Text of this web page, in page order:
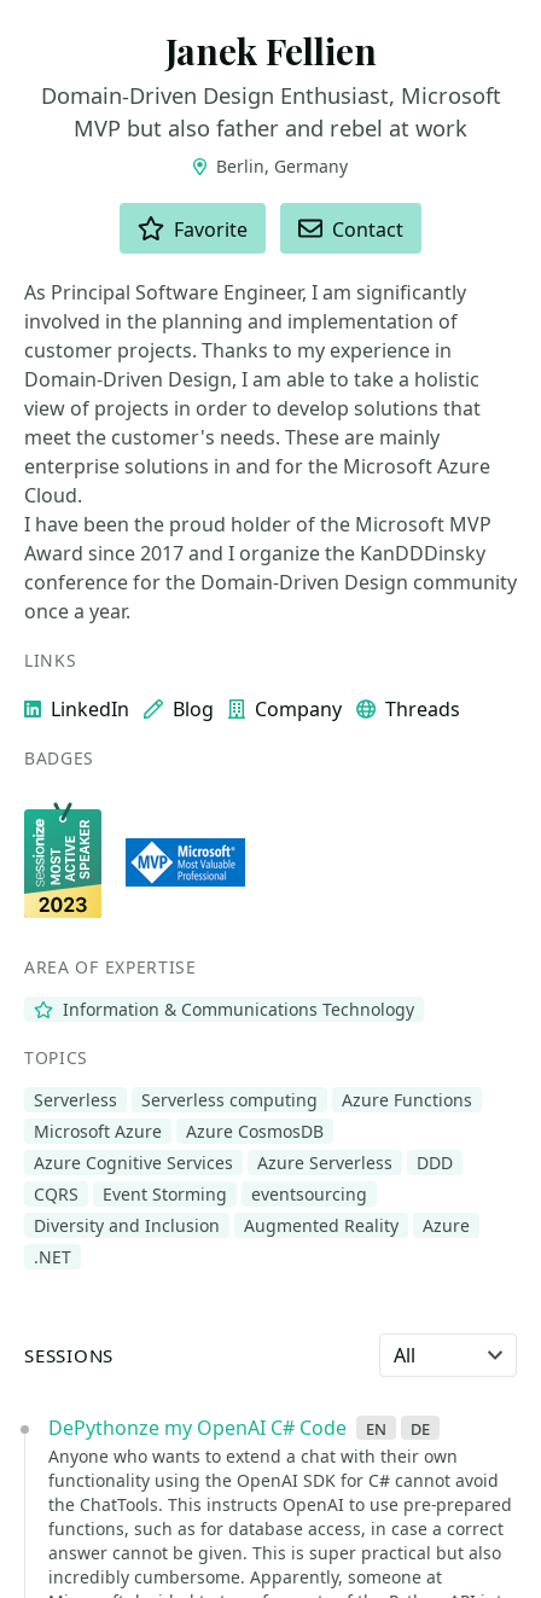
Janek Fellien
Domain-Driven Design Enthusiast, Microsoft
MVP but also father and rebel at work
Berlin, Germany
Favorite Contact
As Principal Software Engineer, I am significantly
involved in the planning and implementation of
customer projects. Thanks to my experience in
Domain-Driven Design, I am able to take a holistic
view of projects in order to develop solutions that
meet the customer's needs. These are mainly
enterprise solutions in and for the Microsoft Azure
Cloud.
I have been the proud holder of the Microsoft MVP
Award since 2017 and I organize the KanDDDinsky
conference for the Domain-Driven Design community
once a year.
LINKS
LinkedIn Blog Company Threads
BADGES
AREA OF EXPERTISE
Information & Communications Technology
TOPICS
Serverless
Serverless computing
Azure Functions
Microsoft Azure
Azure CosmosDB
Azure Cognitive Services
Azure Serverless
DDD
CQRS
Event Storming
eventsourcing
Diversity and Inclusion
Augmented Reality
Azure
.NET
SESSIONS Select language
DePythonze my OpenAI C# Code en de
Anyone who wants to extend a chat with their own
functionality using the OpenAI SDK for C# cannot avoid
the ChatTools. This instructs OpenAI to use pre-prepared
functions, such as for database access, in case a correct
answer cannot be given. This is super practical but also
incredibly cumbersome. Apparently, someone at